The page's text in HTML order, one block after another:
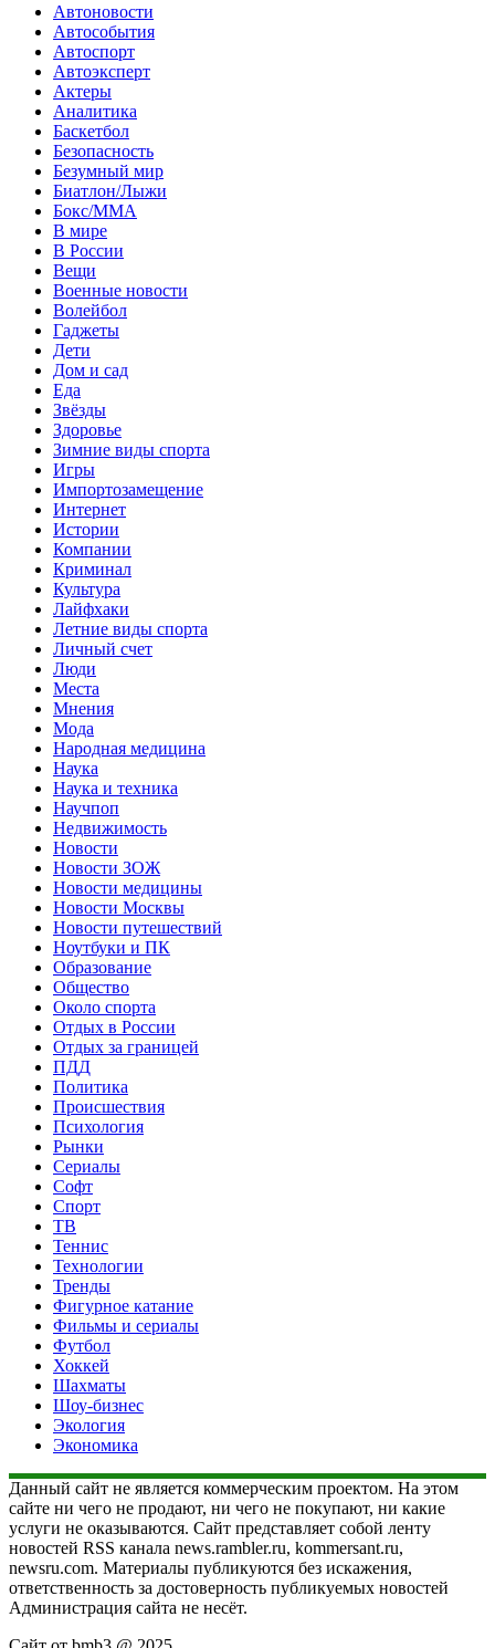
Автоновости
Автособытия
Автоспорт
Автоэксперт
Актеры
Аналитика
Баскетбол
Безопасность
Безумный мир
Биатлон/Лыжи
Бокс/MMA
В мире
В России
Вещи
Военные новости
Волейбол
Гаджеты
Дети
Дом и сад
Еда
Звёзды
Здоровье
Зимние виды спорта
Игры
Импортозамещение
Интернет
Истории
Компании
Криминал
Культура
Лайфхаки
Летние виды спорта
Личный счет
Люди
Места
Мнения
Мода
Народная медицина
Наука
Наука и техника
Научпоп
Недвижимость
Новости
Новости ЗОЖ
Новости медицины
Новости Москвы
Новости путешествий
Ноутбуки и ПК
Образование
Общество
Около спорта
Отдых в России
Отдых за границей
ПДД
Политика
Происшествия
Психология
Рынки
Сериалы
Софт
Спорт
ТВ
Теннис
Технологии
Тренды
Фигурное катание
Фильмы и сериалы
Футбол
Хоккей
Шахматы
Шоу-бизнес
Экология
Экономика
Данный сайт не является коммерческим проектом. На этом
сайте ни чего не продают, ни чего не покупают, ни какие
услуги не оказываются. Сайт представляет собой ленту
новостей RSS канала news.rambler.ru, kommersant.ru,
newsru.com. Материалы публикуются без искажения,
ответственность за достоверность публикуемых новостей
Администрация сайта не несёт.